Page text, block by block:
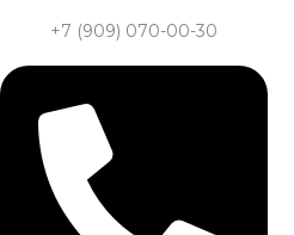
+7 (909) 070-00-30